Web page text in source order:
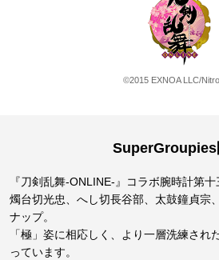
©2015 EXNOA LLC/
SuperGroupies
『刀剣乱舞-ONLINE-』コラボ腕時計第十
燭台切光忠、へし切長谷部、太鼓鐘貞宗
ナップ。
「極」姿に相応しく、より一層洗練され
っています。